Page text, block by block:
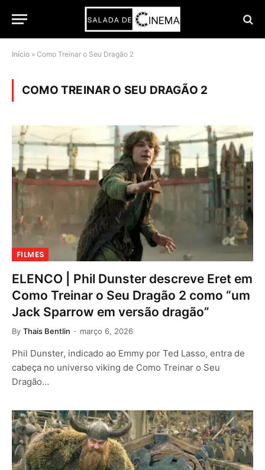
Início » Como Treinar o Seu Dragão 2
COMO TREINAR O SEU DRAGÃO 2
FILMES
ELENCO | Phil Dunster descreve Eret em
Como Treinar o Seu Dragão 2 como “um
Jack Sparrow em versão dragão”
By Thais Bentlin março 6, 2026
Phil Dunster, indicado ao Emmy por Ted Lasso, entra de
cabeça no universo viking de Como Treinar o Seu
Dragão…